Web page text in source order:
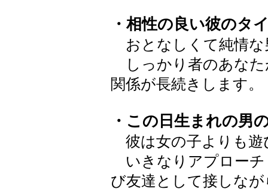
・相性の良い彼のタ
おとなしくて純情な
しっかり者のあなた
関係が長続きします。
・この日生まれの男
彼は女の子よりも遊
いきなりアプローチ
び友達として接しな